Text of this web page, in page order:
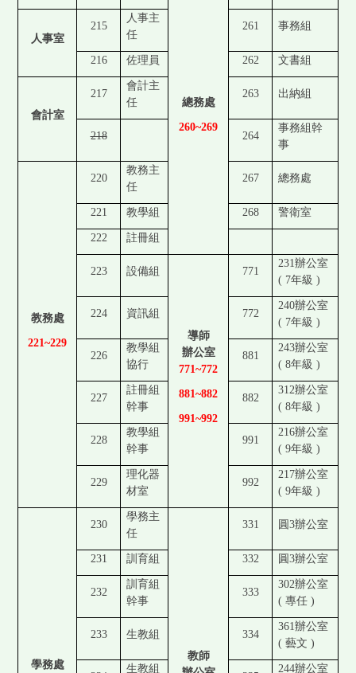
總務處
260~269
人事室
215
人事主
任
261 事務組
216 佐理員 262 文書組
會計室
217
會計主
任
263 出納組
218 264
事務組幹
事
教務處
221~229
220
教務主
任
267 總務處
221 教學組 268 警衛室
222 註冊組
223 設備組
導師
辦公室
771~772
881~882
991~992
771
231辦公室
( 7年級 )
224 資訊組 772
240辦公室
( 7年級 )
226
教學組
協行
881
243辦公室
( 8年級 )
227
註冊組
幹事
882
312辦公室
( 8年級 )
228
教學組
幹事
991
216辦公室
( 9年級 )
229
理化器
材室
992
217辦公室
( 9年級 )
學務處
230
學務主
任
教師
331 圓3辦公室
231 訓育組 332 圓3辦公室
232
訓育組
幹事
333
302辦公室
(專任 )
233 生教組 334
361辦公室
(藝文 )
生教組 244辦公室